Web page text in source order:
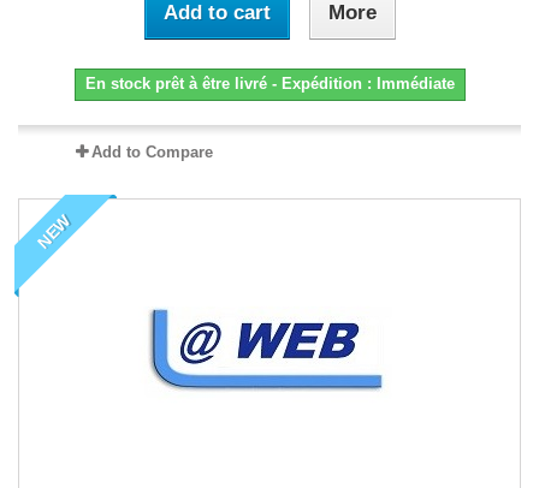
Add to cart More
En stock prêt à être livré - Expédition : Immédiate
Add to Compare
NEW